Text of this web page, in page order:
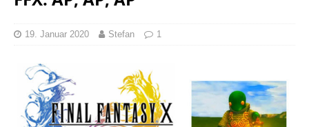
19. Januar 2020 Stefan 1